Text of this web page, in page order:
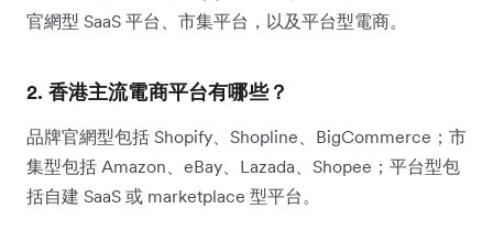
官網型 SaaS 平台、市集平台，以及平台型電商。
2. 香港主流電商平台有哪些？
品牌官網型包括 Shopify、Shopline、BigCommerce；市
集型包括 Amazon、eBay、Lazada、Shopee；平台型包
括自建 SaaS 或 marketplace 型平台。